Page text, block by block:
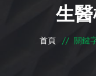
生
首頁 // 關鍵